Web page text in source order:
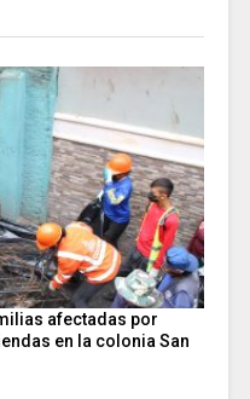
afectadas por
en la colonia San